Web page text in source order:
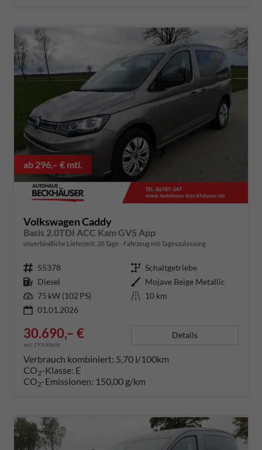
ab 296,– € mtl.
Volkswagen Caddy
Basis 2.0TDI ACC Kam GV5 App
unverbindliche Lieferzeit: 20 Tage Fahrzeug mit Tageszulassung
Fahrzeugnummer 55378 Getriebe Schaltgetriebe
Kraftstoff Diesel Außenfarbe Mojave Beige Metallic
Leistung 75 kW (102 PS) Kilometerstand 10 km
01.01.2026
30.690,– €
incl. 19% MwSt.
Details
Verbrauch kombiniert: 5,70 l/100km
CO2-Klasse: E
CO2-Emissionen: 150,00 g/km